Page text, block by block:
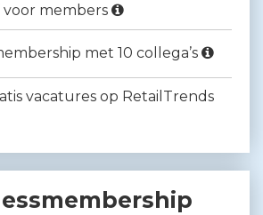
voor members
met 10 collega’s
vacatures op RetailTrends